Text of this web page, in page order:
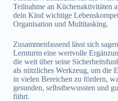
Teilnahme an Küchenaktivitäten
dein Kind wichtige
Organisation und Multitasking.
Zusammenfassend lässt sich
Lernturm eine wertvolle
die weit über seine
als nützliches Werkzeug, um die
in vielen Bereichen zu fördern,
gesunden, selbstbewussten und
führt.